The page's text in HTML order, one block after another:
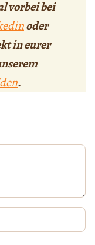
vorbei bei
oder
in eurer
.